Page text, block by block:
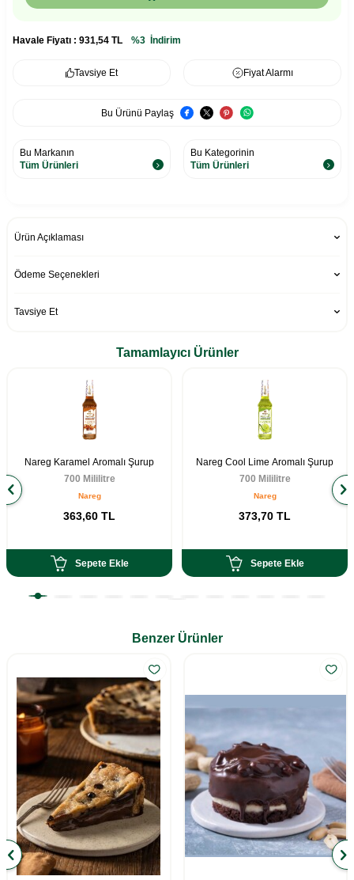
Havale Fiyatı : 931,54 TL %3 İndirim
Tavsiye Et Fiyat Alarmı
Bu Ürünü Paylaş
Bu Markanın
Tüm Ürünleri
Bu Kategorinin
Tüm Ürünleri
Ürün Açıklaması
Ödeme Seçenekleri
Tavsiye Et
Tamamlayıcı Ürünler
Nareg Karamel Aromalı Şurup
700 Mililitre
Nareg
363,60 TL
Sepete Ekle
Nareg Cool Lime Aromalı Şurup
700 Mililitre
Nareg
373,70 TL
Sepete Ekle
Benzer Ürünler